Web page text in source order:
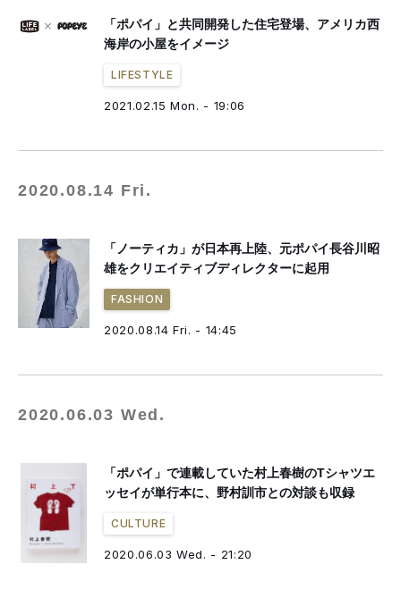
「ポパイ」と共同開発した住宅登場、アメリカ西
海岸の小屋をイメージ
LIFESTYLE
2021.02.15 Mon. - 19:06
2020.08.14 Fri.
「ノーティカ」が日本再上陸、元ポパイ長谷川昭
雄をクリエイティブディレクターに起用
FASHION
2020.08.14 Fri. - 14:45
2020.06.03 Wed.
「ポパイ」で連載していた村上春樹のTシャツエ
ッセイが単行本に、野村訓市との対談も収録
CULTURE
2020.06.03 Wed. - 21:20